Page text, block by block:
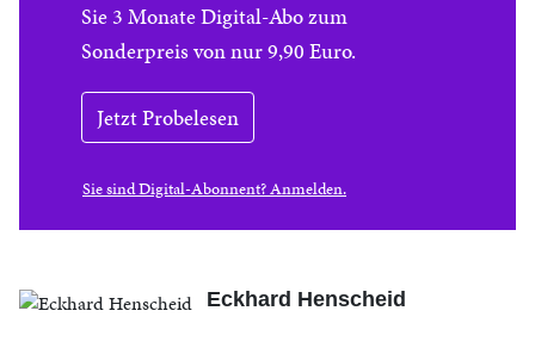
Sie 3 Monate Digital-Abo zum
Sonderpreis von nur 9,90 Euro.
Jetzt Probelesen
Sie sind Digital-Abonnent? Anmelden.
Eckhard Henscheid